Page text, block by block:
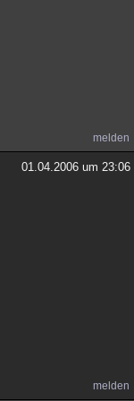
melden
01.04.2006 um 23:06
melden